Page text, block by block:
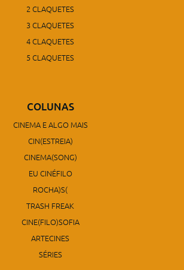
2 CLAQUETES
3 CLAQUETES
4 CLAQUETES
5 CLAQUETES
COLUNAS
CINEMA E ALGO MAIS
CIN(ESTREIA)
CINEMA(SONG)
EU CINÉFILO
ROCHA)S(
TRASH FREAK
CINE(FILO)SOFIA
ARTECINES
SÉRIES